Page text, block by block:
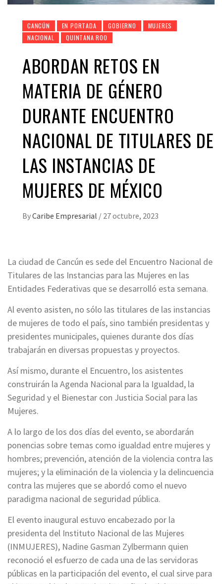
CANCÚN EN PORTADA GOBIERNO
MUJERES
NACIONAL
QUINTANA ROO
ABORDAN RETOS EN
MATERIA DE GÉNERO
DURANTE ENCUENTRO
NACIONAL DE TITULARES DE
LAS INSTANCIAS DE
MUJERES DE MÉXICO
ByCaribe Empresarial / 27 octubre, 2023
La ciudad de Cancún es sede del Encuentro Nacional de
Titulares de las Instancias para las Mujeres en las
Entidades Federativas que se desarrolló esta semana.
Al evento asisten, no sólo las titulares de las instancias
de mujeres de todo el país, sino también presidentas y
presidentes municipales, quienes durante dos días
trabajarán en diversas propuestas y proyectos.
Así mismo, durante el Encuentro, los asistentes
construirán la Agenda Nacional para la Igualdad, la
Seguridad y el Bienestar con Justicia Social para las
Mujeres.
A lo largo de los dos días del evento, se abordarán
ponencias sobre temas como igualdad entre mujeres y
hombres; prevención, atención de la violencia contra las
mujeres; y la eliminación de la violencia y la delincuencia
contra las mujeres que se abordó como el nuevo
paradigma nacional de seguridad pública.
El evento inaugural estuvo encabezado por la
presidenta del Instituto Nacional de las Mujeres
(INMUJERES), Nadine Gasman Zylbermann quien
reconoció el esfuerzo de cada una de las servidoras
públicas en la participación del evento, el cual sirve para